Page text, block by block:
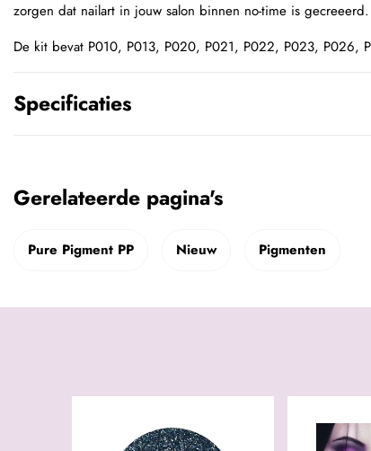
zorgen dat nailart in jouw salon binnen no-time is gecreeerd.
De kit bevat P010, P013, P020, P021, P022, P023, P026,
Specificaties
Gerelateerde pagina's
Pure Pigment PP Nieuw Pigmenten